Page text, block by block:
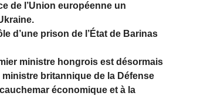
de l’Union européenne un
d’une prison de l’État de Barinas
ministre hongrois est désormais
britannique de la Défense
économique et à la